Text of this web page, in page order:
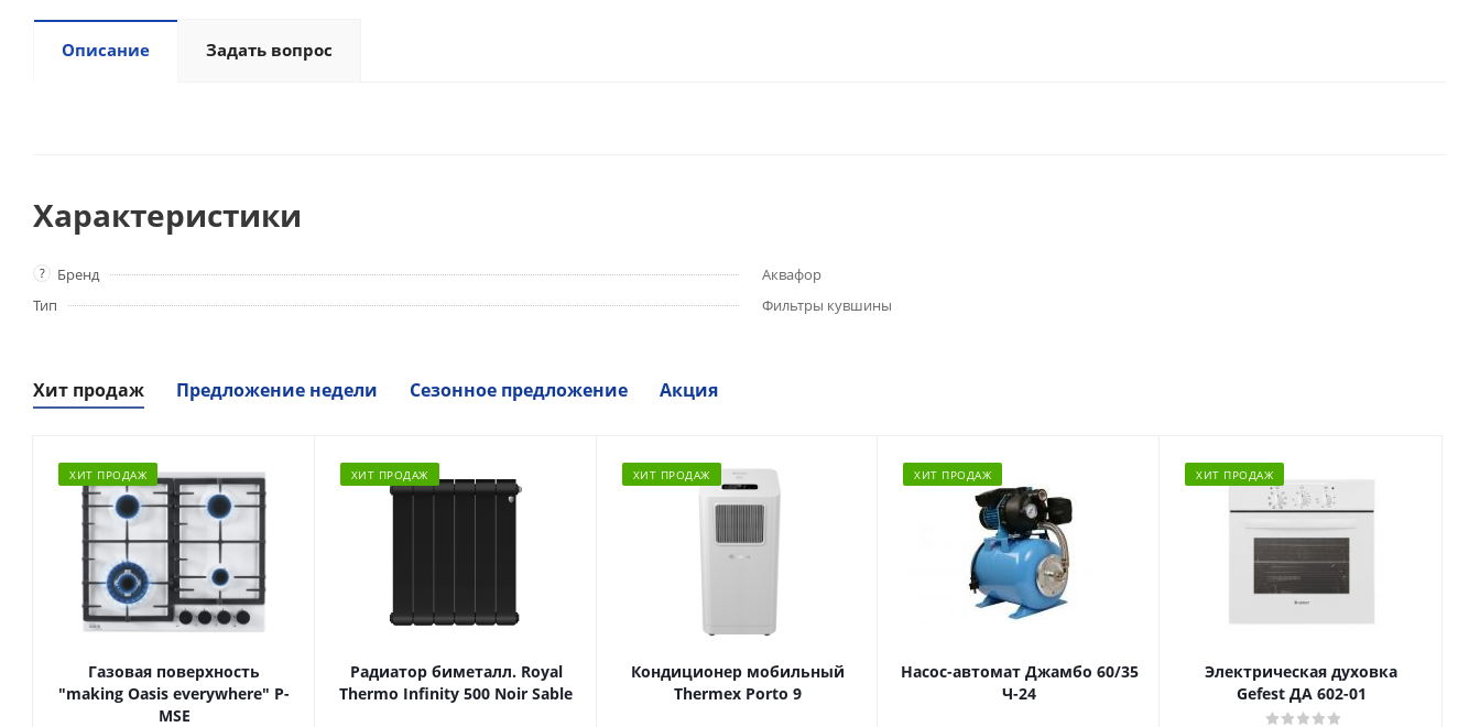
Описание Задать вопрос
Характеристики
? Бренд
Аквафор
Тип
Фильтры кувшины
Хит продаж Предложение недели Сезонное предложение Акция
ХИТ ПРОДАЖ
Газовая поверхность
"making Oasis everywhere" P-
MSE
ХИТ ПРОДАЖ
Радиатор биметалл. Royal
Thermo Infinity 500 Noir Sable
ХИТ ПРОДАЖ
Кондиционер мобильный
Thermex Porto 9
ХИТ ПРОДАЖ
Насос-автомат Джамбо 60/35
Ч-24
ХИТ ПРОДАЖ
Электрическая духовка
Gefest ДА 602-01